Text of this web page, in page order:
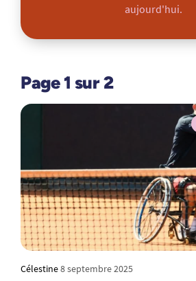
aujourd'hui.
Page 1 sur 2
Célestine8 septembre 2025